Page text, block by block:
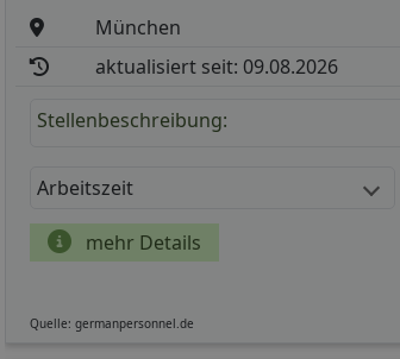
München
aktualisiert seit: 09.08.2026
Stellenbeschreibung:
Arbeitszeit
mehr Details
Quelle: germanpersonnel.de